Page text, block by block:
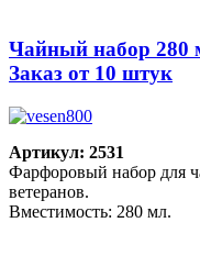
Чайный набор 280
Заказ от 10 штук
Артикул: 2531
Фарфоровый набор для
ветеранов.
Вместимость: 280 мл.